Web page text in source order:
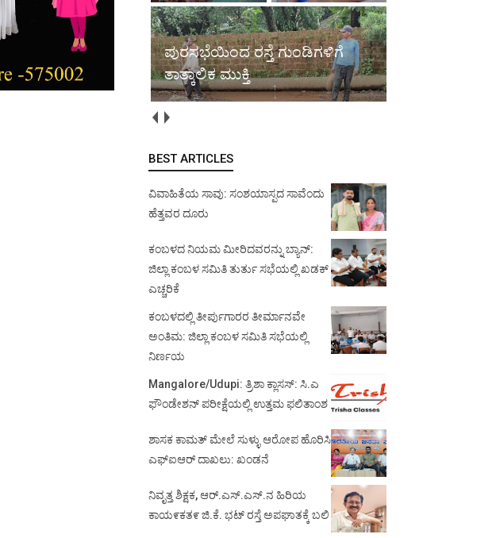
ಪುರಸಭೆಯಿಂದ ರಸ್ತೆ ಗುಂಡಿಗಳಿಗೆ
ತಾತ್ಕಾಲಿಕ ಮುಕ್ತಿ
BEST ARTICLES
ವಿವಾಹಿತೆಯ ಸಾವು: ಸಂಶಯಾಸ್ಪದ ಸಾವೆಂದು
ಹೆತ್ತವರ ದೂರು
ಕಂಬಳದ ನಿಯಮ ಮೀರಿದವರನ್ನು ಬ್ಯಾನ್:
ಜಿಲ್ಲಾ ಕಂಬಳ ಸಮಿತಿ ತುರ್ತು ಸಭೆಯಲ್ಲಿ ಖಡಕ್
ಎಚ್ಚರಿಕೆ
ಕಂಬಳದಲ್ಲಿ ತೀರ್ಪುಗಾರರ ತೀರ್ಮಾನವೇ
ಅಂತಿಮ: ಜಿಲ್ಲಾ ಕಂಬಳ ಸಮಿತಿ ಸಭೆಯಲ್ಲಿ
ನಿರ್ಣಯ
Mangalore/Udupi: ತ್ರಿಶಾ ಕ್ಲಾಸಸ್: ಸಿ.ಎ
ಫೌಂಡೇಶನ್ ಪರೀಕ್ಷೆಯಲ್ಲಿ ಉತ್ತಮ ಫಲಿತಾಂಶ
ಶಾಸಕ ಕಾಮತ್ ಮೇಲೆ ಸುಳ್ಳು ಆರೋಪ ಹೊರಿಸಿ
ಎಫ್‌ಐಆರ್ ದಾಖಲು: ಖಂಡನೆ
ನಿವೃತ್ತ ಶಿಕ್ಷಕ, ಆರ್.ಎಸ್.ಎಸ್.ನ ಹಿರಿಯ
ಕಾಯ೯ಕತ೯ ಜಿ.ಕೆ. ಭಟ್ ರಸ್ತೆ ಅಪಘಾತಕ್ಕೆ ಬಲಿ